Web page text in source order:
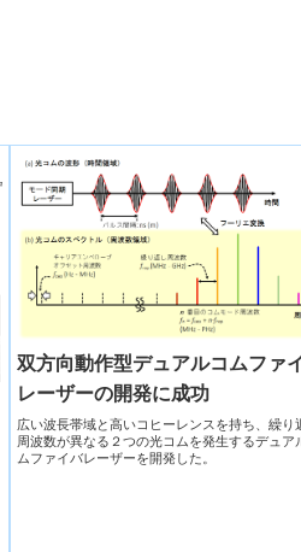
双方向動作型デュアルコムファ
レーザーの開発に成功
広い波長帯域と高いコヒーレンスを持ち、繰り
周波数が異なる２つの光コムを発生するデュア
ムファイバレーザーを開発した。